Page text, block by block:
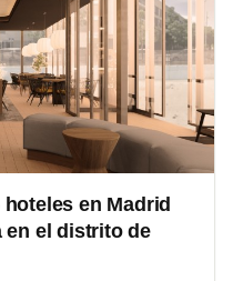
en Madrid
en el distrito de